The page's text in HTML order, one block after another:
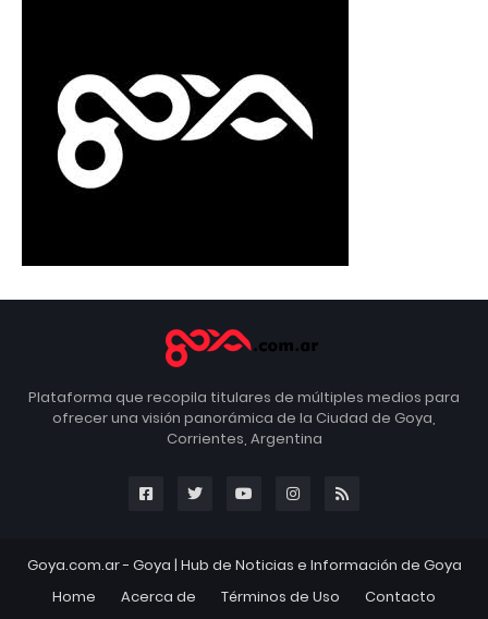
Plataforma que recopila titulares de múltiples medios para
ofrecer una visión panorámica de la Ciudad de Goya,
Corrientes, Argentina
Goya.com.ar - Goya | Hub de Noticias e Información de Goya
Home
Acerca de Términos de Uso Contacto